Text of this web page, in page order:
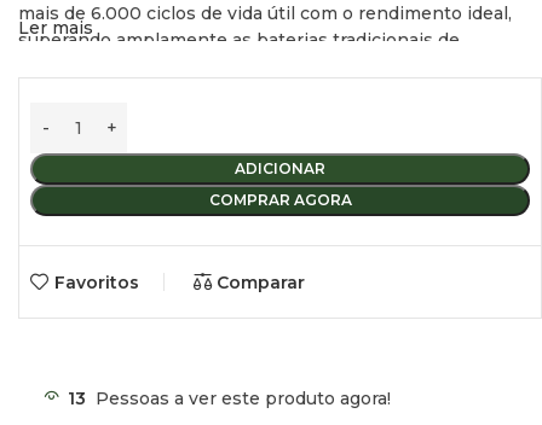
mais de 6.000 ciclos de vida útil com o rendimento ideal,
superando amplamente as baterias tradicionais de
de 48V, tornando-se a escolha perfeita para quem necessita
de uma fonte de energia fiável, limpa e adaptável durante
todo o ano.
Principais Vantagens
a capacidade do sistema ligando até 24 unidades em
paralelo, alcançando uma impressionante reserva máxima
Ler mais
ADICIONAR
COMPRAR AGORA
Favoritos Comparar
13 Pessoas a ver este produto agora!